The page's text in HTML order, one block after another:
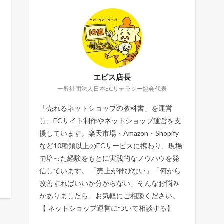
エビス店長
一般社団法人日本ECリテラシー協会代表
「売れるネットショップの教科書」を運営
し、ECサイト制作やネットショップ運営を支
援しています。楽天市場・Amazon・Shopify
など10種類以上のECサービスに携わり、現場
で培った経験をもとに実践的なノウハウを発
信しています。 「売上が伸びない」「何から
改善すればいいか分からない」そんなお悩み
がありましたら、お気軽にご相談ください。
【 ネットショップ運営について相談する 】